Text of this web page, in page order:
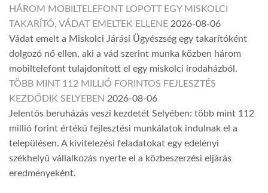
HÁROM MOBILTELEFONT LOPOTT EGY MISKOLCI
TAKARÍTÓ, VÁDAT EMELTEK ELLENE 2026-08-06
Vádat emelt a Miskolci Járási Ügyészség egy takarítóként
dolgozó nő ellen, aki a vád szerint munka közben három
mobiltelefont tulajdonított el egy miskolci irodaházból.
TÖBB MINT 112 MILLIÓ FORINTOS FEJLESZTÉS
KEZDŐDIK SELYEBEN 2026-08-06
Jelentős beruházás veszi kezdetét Selyében: több mint 112
millió forint értékű fejlesztési munkálatok indulnak el a
településen. A kivitelezési feladatokat egy edelényi
székhelyű vállalkozás nyerte el a közbeszerzési eljárás
eredményeként.